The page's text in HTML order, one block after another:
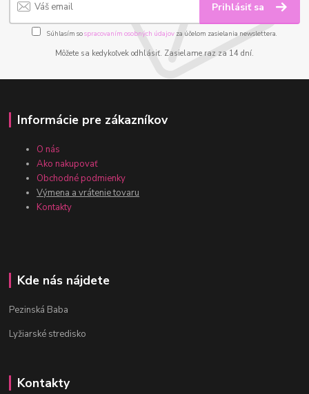
Prihlásiť sa
Súhlasím sospracovaním osobných údajov za účelom zasielania newslettera.
Môžete sa kedykoľvek odhlásiť. Zasielame raz za 14 dní.
Informácie pre zákazníkov
O nás
Ako nakupovať
Obchodné podmienky
Výmena a vrátenie tovaru
Kontakty
Kde nás nájdete
Pezinská Baba
Lyžiarské stredisko
Kontakty